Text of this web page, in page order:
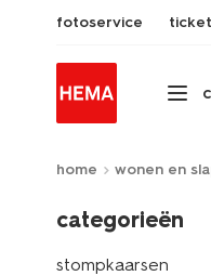
fotoservice
home wonen en
categorieën
stompkaarsen